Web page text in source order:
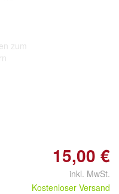
zum
15,00 €
inkl. MwSt.
Kostenloser Versand